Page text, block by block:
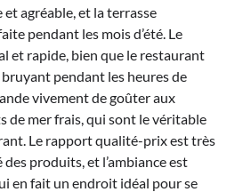
et agréable, et la terrasse
pendant les mois d’été. Le
et rapide, bien que le restaurant
pendant les heures de
vivement de goûter aux
de mer frais, qui sont le véritable
Le rapport qualité-prix est très
produits, et l’ambiance est
en fait un endroit idéal pour se